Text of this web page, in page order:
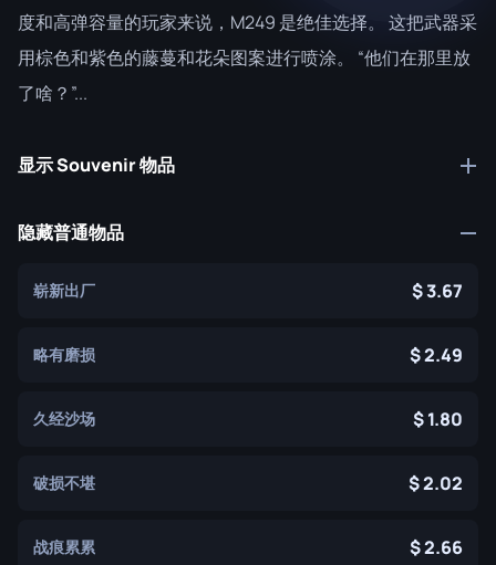
度和高弹容量的玩家来说，M249 是绝佳选择。 这把武器采
用棕色和紫色的藤蔓和花朵图案进行喷涂。 “他们在那里放
了啥？”...
显示 Souvenir 物品
隐藏普通物品
崭新出厂 3.67
略有磨损 2.49
久经沙场 1.80
破损不堪 2.02
战痕累累 2.66